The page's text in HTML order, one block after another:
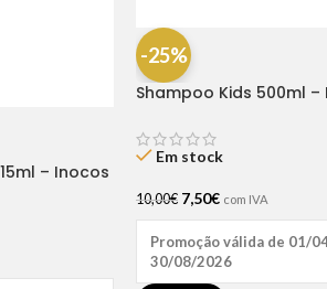
– Inocos
-25%
Shampoo Kids 500ml –
Em stock
10,00€ 7,50€ com IVA
Promoção válida de 01/
30/08/2026